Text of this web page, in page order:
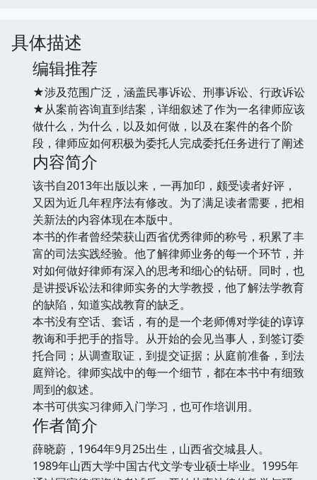
具体描述
编辑推荐
★涉及范围广泛，涵盖民事诉讼、刑事诉讼、行政诉讼
★从案前咨询直到结案，详细叙述了作为一名律师应该
做什么，为什么，以及如何做，以及在案件的各个阶
段，律师应如何积极为委托人完成委托任务进行了阐述
内容简介
该书自2013年出版以来，一再加印，颇受读者好评，
又因为近几年程序法有修改。为了满足读者需要，把相
关新法的内容体现在本版中。
本书的作者曾经荣获山西省优秀律师的称号，积累了丰
富的司法实践经验。他了解律师业务的每一个环节，并
对如何做好律师有深入的思考和细心的钻研。同时，也
是讲授诉讼法和律师实务的大学教授，他了解法学教育
的缺陷，知道实战教育的缺乏。
本书没有空话、套话，有的是一个老师傅对学徒的谆谆
教诲和手把手的指导。从开始的会见当事人，到签订委
托合同；从调查取证，到提交证据；从庭前准备，到法
庭辩论。律师实战中的每一个细节，都在本书中有细致
周到的叙述。
本书可供实习律师入门学习，也可作培训用。
作者简介
薛晓蔚，1964年9月25出生，山西省交城县人。
1989年山西大学中国古代文学专业硕士毕业。1995年